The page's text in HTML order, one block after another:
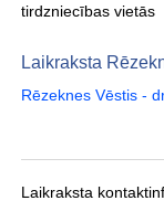
tirdzniecības vietās
Laikraksta
Rēzeknes Vēstis -
Laikraksta